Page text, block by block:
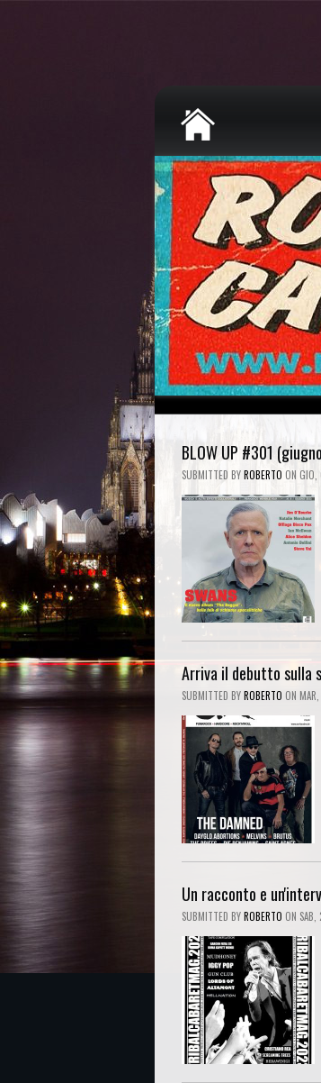
BLOW UP #301
SUBMITTED BYROBERTO ON
Arriva il debutto sulla
SUBMITTED BYROBERTO ON
Un racconto e
SUBMITTED BYROBERTO ON